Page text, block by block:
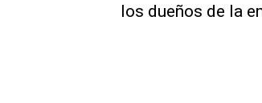
los dueños de la